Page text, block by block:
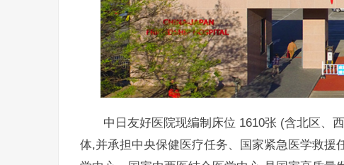
中日友好医院现编制床位 1610张 (含北区、
体,并承担中央保健医疗任务、国家紧急医学救